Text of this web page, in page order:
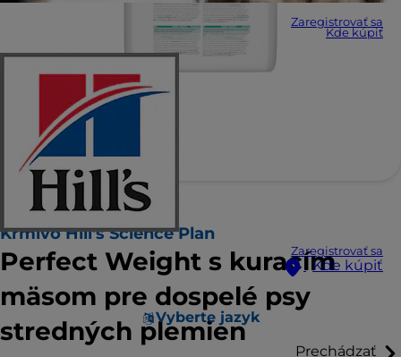
Zaregistrovať sa
Kde kúpiť
Zaregistrovať sa
Kde kúpiť
Vyberte jazyk
Prechádzať
Krmivo Hill's Science Plan
Perfect Weight s kuracím
mäsom pre dospelé psy
stredných plemien